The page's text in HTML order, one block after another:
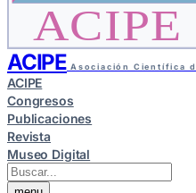
ACIPE
ACIPE Asociación Científica
ACIPE
Congresos
Publicaciones
Revista
Museo Digital